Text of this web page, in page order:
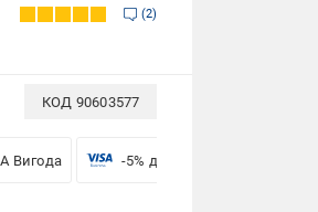
2
КОД 90603577
Вигода -5% для бізнесу з VISA